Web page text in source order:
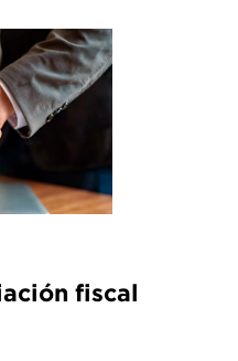
fiscal